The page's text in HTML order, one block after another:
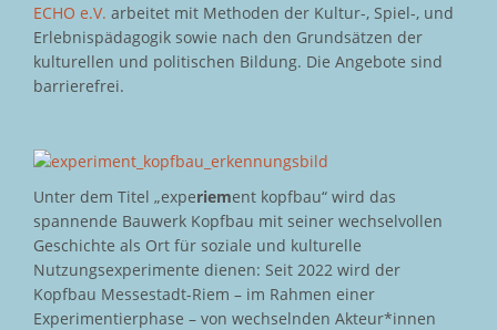
ECHO e.V. arbeitet mit Methoden der Kultur-, Spiel-, und
Erlebnispädagogik sowie nach den Grundsätzen der
kulturellen und politischen Bildung. Die Angebote sind
barrierefrei.
Unter dem Titel „experiement kopfbau“ wird das
spannende Bauwerk Kopfbau mit seiner wechselvollen
Geschichte als Ort für soziale und kulturelle
Nutzungsexperimente dienen: Seit 2022 wird der
Kopfbau Messestadt-Riem – im Rahmen einer
Experimentierphase – von wechselnden Akteur*innen